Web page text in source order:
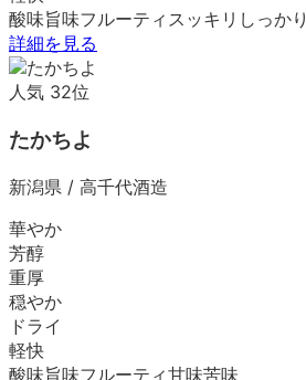
酸味旨味フルーティ スッキリ しっかり
詳細を見る
人気 32位
たかちよ
新潟県 / 高千代酒造
華やか
芳醇
重厚
穏やか
ドライ
軽快
酸味旨味フルーティ甘味苦味